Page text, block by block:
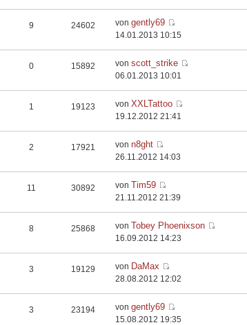
9 24602 vongently69
14.01.2013 10:15
0 15892 vonscott_strike
06.01.2013 10:01
1 19123 vonXXLTattoo
19.12.2012 21:41
2 17921 vonn8ght
26.11.2012 14:03
11 30892 von Tim59
21.11.2012 21:39
8 25868 von Tobey Phoenixson
16.09.2012 14:23
3 19129 von DaMax
28.08.2012 12:02
3 23194 vongently69
15.08.2012 19:35